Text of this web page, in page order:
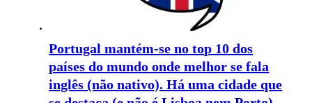
Portugal mantém-se no top 10 dos
países do mundo onde melhor se fala
inglês (não nativo). Há uma cidade que